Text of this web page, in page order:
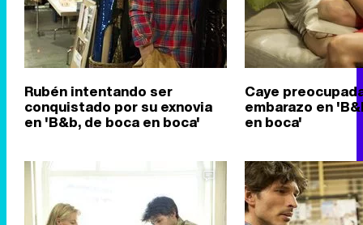
Rubén intentando ser
conquistado por su exnovia
en 'B&b, de boca en boca'
Caye
embarazo en
en boca'